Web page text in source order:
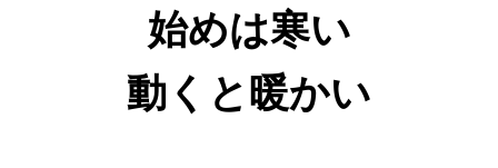
始めは寒い
動くと暖かい